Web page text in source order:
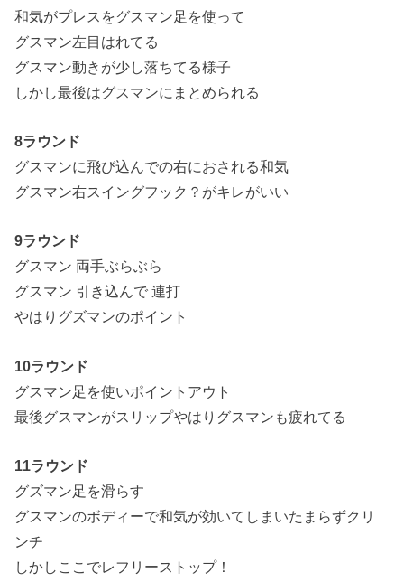
和気がプレスをグスマン足を使って
グスマン左目はれてる
グスマン動きが少し落ちてる様子
しかし最後はグスマンにまとめられる
8ラウンド
グスマンに飛び込んでの右におされる和気
グスマン右スイングフック？がキレがいい
9ラウンド
グスマン 両手ぶらぶら
グスマン 引き込んで 連打
やはりグズマンのポイント
10ラウンド
グスマン足を使いポイントアウト
最後グスマンがスリップやはりグスマンも疲れてる
11ラウンド
グズマン足を滑らす
グスマンのボディーで和気が効いてしまいたまらずクリ
ンチ
しかしここでレフリーストップ！